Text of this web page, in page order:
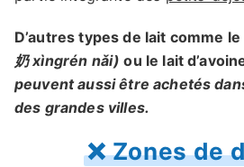
D’autres types de lait comme le
奶 xìngrén nǎi) ou le lait
peuvent aussi être achetés
des grandes villes.
❌ Zones de